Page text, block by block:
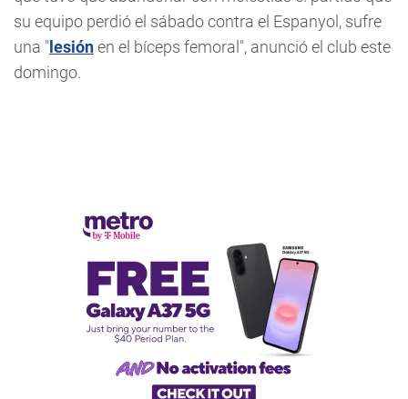
su equipo perdió el sábado contra el Espanyol, sufre
una " lesiónen el bíceps femoral", anunció el club este
domingo.